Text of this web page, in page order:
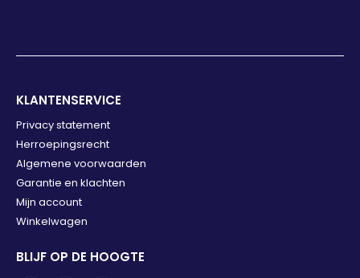
KLANTENSERVICE
Privacy statement
Herroepingsrecht
Algemene voorwaarden
Garantie en klachten
Mijn account
Winkelwagen
BLIJF OP DE HOOGTE